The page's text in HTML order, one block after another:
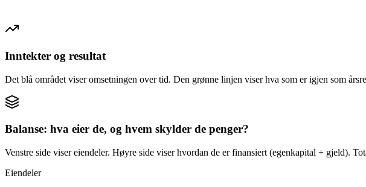
Inntekter og resultat
Det blå området viser omsetningen over tid. Den grønne linjen viser hva som er igjen som
Balanse: hva eier de, og hvem skylder de penger?
Venstre side viser eiendeler. Høyre side viser hvordan de er finansiert (egenkapital + gjeld).
Eiendeler